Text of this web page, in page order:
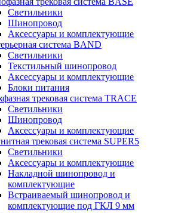
Светильники
Шинопровод
Аксессуары и комплектующие
система BAND
Светильники
Текстильный шинопровод
Аксессуары и комплектующие
Блоки питания
трековая система TRACE
Светильники
Шинопровод
Аксессуары и комплектующие
трековая система SUPER5
Светильники
Аксессуары и комплектующие
Накладной шинопровод и
комплектующие
Встраиваемый шинопровод и
комплектующие под ГКЛ 9 мм